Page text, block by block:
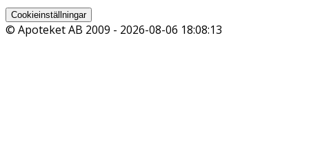
Cookieinställningar
© Apoteket AB 2009 - 2026-08-06 18:08:13